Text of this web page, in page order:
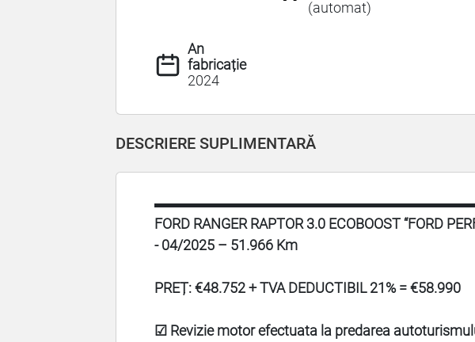
(automat)
An
fabricație
2024
DESCRIERE SUPLIMENTARĂ
FORD RANGER RAPTOR 3.0 ECOBOOST “FORD
- 04/2025 – 51.966 Km
PREȚ: €48.752 + TVA DEDUCTIBIL 21% = €58.990
☑ Revizie motor efectuata la predarea